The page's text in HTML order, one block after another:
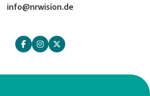
info@nrwision.de